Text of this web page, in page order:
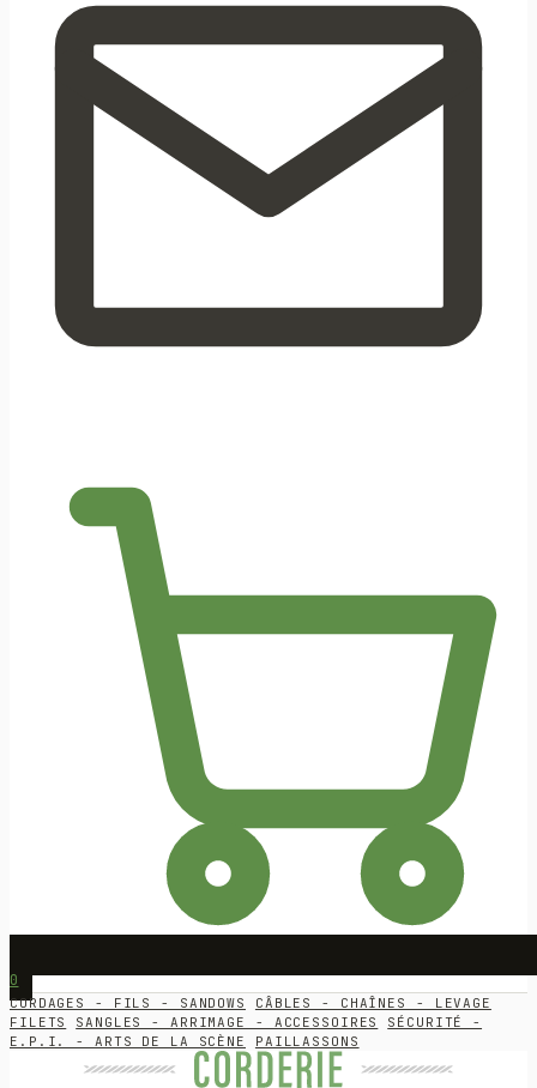
0
CORDAGES - FILS - SANDOWS
CÂBLES - CHAÎNES - LEVAGE
FILETS
SANGLES - ARRIMAGE - ACCESSOIRES
SÉCURITÉ -
E.P.I. - ARTS DE LA SCÈNE
PAILLASSONS